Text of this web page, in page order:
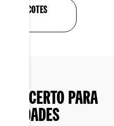
OS PACOTES
AM CERTO PARA